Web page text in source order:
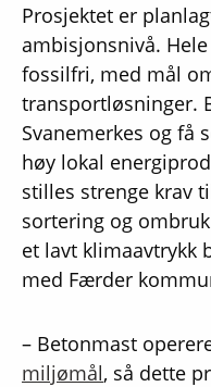
Prosjektet er
ambisjonsnivå.
fossilfri, med mål
transportløsninger.
Svanemerkes og få
høy lokal
stilles strenge krav
sortering og
et lavt klimaavtrykk
med Færder
– Betonmast
miljømål, så dette